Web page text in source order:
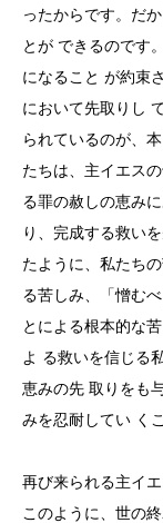
ったからです。だ
とが できるのです
になること が約束
において先取りし
られているのが、
たちは、主イエス
る罪の赦しの恵み
り、完成する救い
たように、私たち
る苦しみ、「憎む
とによる根本的な
よ る救いを信じる
恵みの先 取りをも
みを忍耐してい く
再び来られる主イエ
このように、世の